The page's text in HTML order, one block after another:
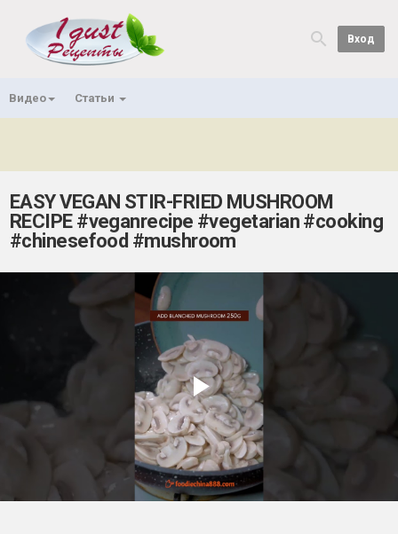
Вход
Видео Статьи
EASY VEGAN STIR-FRIED MUSHROOM
RECIPE #veganrecipe #vegetarian #cooking
#chinesefood #mushroom
Play
Video